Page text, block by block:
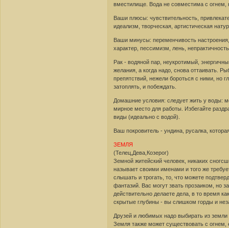
вместилище. Вода не совместима с огнем,
Ваши плюсы: чувствительность,
идеализм, творческая, артистическая
Ваши минусы: переменчивость
характер, пессимизм, лень,
Рак - водяной пар, неукротимый,
желания, а когда надо, снова оттаивать.
препятствий, нежели бороться с ними, но
затоплять, и побеждать.
Домашние условия: следует жить у воды:
мирное место для работы. Избегайте
виды (идеально с водой).
Ваш покровитель - ундина, русалка,
ЗЕМЛЯ
(Телец,Дева,Козерог)
Земной житейский человек, никаких
называет своими именами и того же
слышать и трогать, то, что можете
фантазий. Вас могут звать прозаиком, но
действительно делаете дела, в то время
скрытые глубины - вы слишком горды и
Друзей и любимых надо выбирать из
Земля также может существовать с огнем,